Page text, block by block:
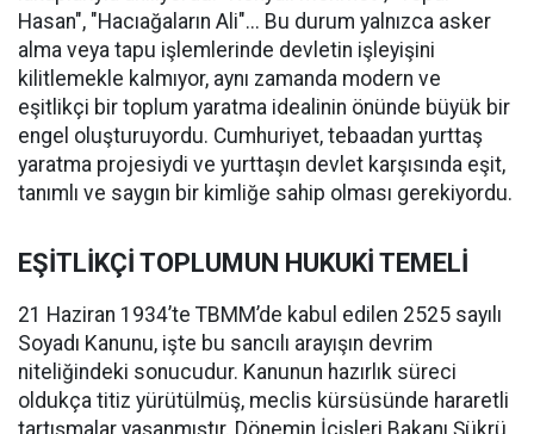
Hasan", "Hacıağaların Ali"... Bu durum yalnızca asker
alma veya tapu işlemlerinde devletin işleyişini
kilitlemekle kalmıyor, aynı zamanda modern ve
eşitlikçi bir toplum yaratma idealinin önünde büyük bir
engel oluşturuyordu. Cumhuriyet, tebaadan yurttaş
yaratma projesiydi ve yurttaşın devlet karşısında eşit,
tanımlı ve saygın bir kimliğe sahip olması gerekiyordu.
EŞİTLİKÇİ TOPLUMUN HUKUKİ TEMELİ
21 Haziran 1934’te TBMM’de kabul edilen 2525 sayılı
Soyadı Kanunu, işte bu sancılı arayışın devrim
niteliğindeki sonucudur. Kanunun hazırlık süreci
oldukça titiz yürütülmüş, meclis kürsüsünde hararetli
tartışmalar yaşanmıştır. Dönemin İçişleri Bakanı Şükrü